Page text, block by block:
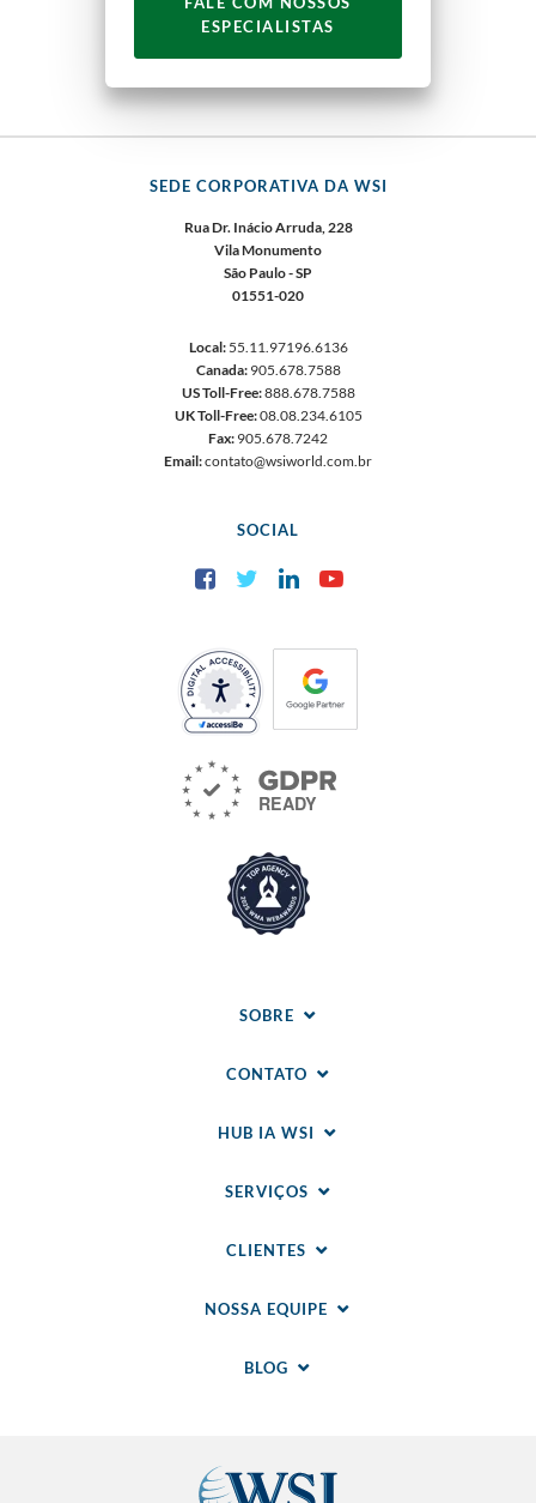
ESPECIALISTAS
SEDE CORPORATIVA DA WSI
Rua Dr. Inácio Arruda, 228
Vila Monumento
São Paulo - SP
01551-020
Local: 55.11.97196.6136
Canada:905.678.7588
US Toll-Free:888.678.7588
UK Toll-Free:08.08.234.6105
Fax: 905.678.7242
Email:contato@wsiworld.com.br
SOCIAL
FacebookTwitter LinkedIn
SOBRE
CONTATO
HUB IA WSI
SERVIÇOS
CLIENTES
NOSSA EQUIPE
BLOG